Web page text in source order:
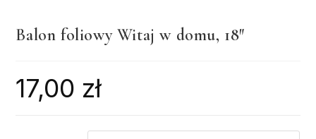
Balon foliowy Witaj w domu, 18″
17,00 zł